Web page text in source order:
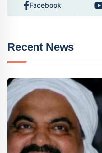
Facebook
Recent News